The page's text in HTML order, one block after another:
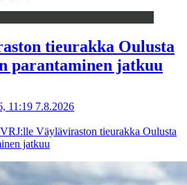
tieurakka Oulusta
parantaminen jatkuu
11:19 7.8.2026
Väyläviraston tieurakka Oulusta
jatkuu